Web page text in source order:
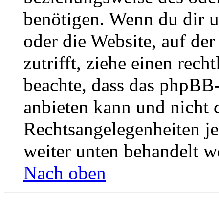
benötigen. Wenn du dir
oder die Website, auf
zutrifft, ziehe einen
beachte, dass das
anbieten kann und nicht
Rechtsangelegenheiten
weiter unten behandelt
Nach oben